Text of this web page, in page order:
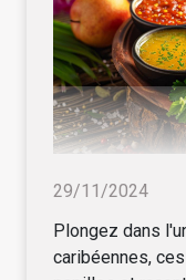
29/11/2024
Plongez dans
caribéennes,